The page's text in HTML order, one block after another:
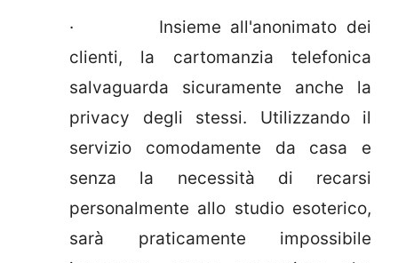
· Insieme all'anonimato dei
clienti, la cartomanzia telefonica
salvaguarda sicuramente anche la
privacy degli stessi. Utilizzando il
servizio comodamente da casa e
senza la necessità di recarsi
personalmente allo studio esoterico,
sarà praticamente impossibile